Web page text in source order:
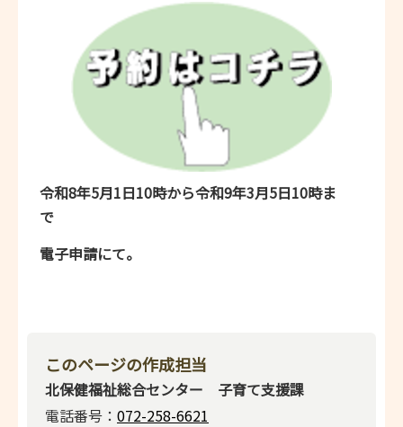
令和8年5月1日10時から令和9年3月5日10時ま
で
電子申請にて。
このページの作成担当
北保健福祉総合センター 子育て支援課
電話番号： 072-258-6621